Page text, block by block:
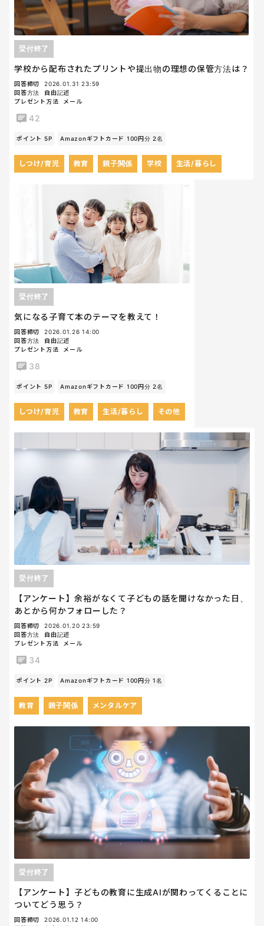
学校から配布されたプリントや提出物の理想の保管方法は？
受付終了
回答締切
2026.01.31 23:59
回答方法
自由記述
プレゼント方法
メール
42
ポイント 5P Amazonギフトカード 100円分 2名
しつけ/育児 教育 親子関係 学校 生活/暮らし
気になる子育て本のテーマを教えて！
受付終了
回答締切
2026.01.26 14:00
回答方法
自由記述
プレゼント方法
メール
38
ポイント 5P Amazonギフトカード 100円分 2名
しつけ/育児 教育 生活/暮らし その他
【アンケート】余裕がなくて子どもの話を聞けなかった日、
あとから何かフォローした？
受付終了
回答締切
2026.01.20 23:59
回答方法
自由記述
プレゼント方法
メール
34
ポイント 2P Amazonギフトカード 100円分 1名
教育 親子関係 メンタルケア
【アンケート】子どもの教育に生成AIが関わってくることに
ついてどう思う？
受付終了
回答締切
2026.01.12 14:00